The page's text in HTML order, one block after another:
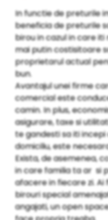
In functie de preturile
beneficia de preturile
birou in cazul in care
mai putin costisitoare
proprietarul actual
bun.
Avantajul unei firme
comercial este
camin. In plus,
asigurare, taxe si
te gandesti sa iti
domiciliu, este
Exista, de asemenea,
in care familia ta ar si
afacere in fiecare zi. Ai
birouri special
angajati, un open